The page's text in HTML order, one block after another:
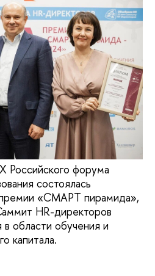
Российского форума
состоялась
«СМАРТ пирамида»,
HR-директоров
области обучения и
капитала.